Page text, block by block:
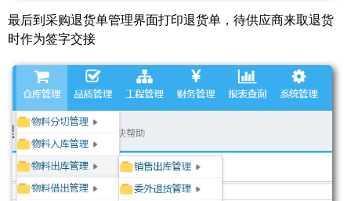
最后到采购退货单管理界面打印退货单，待供应商来取退货
时作为签字交接